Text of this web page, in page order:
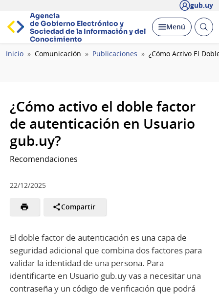
gub.uy
Agencia
de Gobierno Electrónico y
Sociedad de la Información y del
Conocimiento
Desplegar
Menú Abrir
Ruta
Inicio Comunicación Publicaciones ¿Cómo Activo El
¿Cómo activo el doble factor
de autenticación en Usuario
gub.uy?
Recomendaciones
22/12/2025
Compartir
El doble factor de autenticación es una capa de
seguridad adicional que combina dos factores para
validar la identidad de una persona. Para
identificarte en Usuario gub.uy vas a necesitar una
contraseña y un código de verificación que podrá